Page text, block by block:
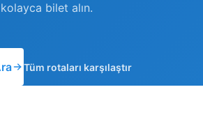
kolayca bilet alın.
Tüm rotaları karşılaştır